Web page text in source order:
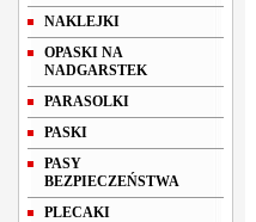
NAKLEJKI
OPASKI NA
NADGARSTEK
PARASOLKI
PASKI
PASY
BEZPIECZEŃSTWA
PLECAKI